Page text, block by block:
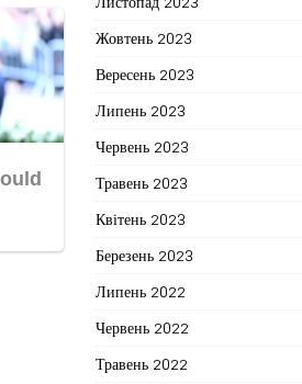
Жовтень 2023
Вересень 2023
Липень 2023
Червень 2023
Травень 2023
Квітень 2023
Березень 2023
Липень 2022
Червень 2022
Травень 2022